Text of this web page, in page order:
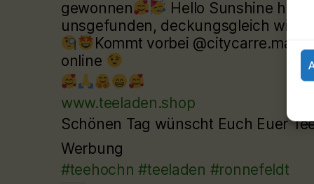
gewonnen
Hello Sunshine hat
unsgefunden, deckungsgleich wie
Kommt vorbei
online
www.teeladen.shop
Schönen Tag wünscht Euch Euer
Werbung
#teehochn #teeladen #ronnefeldt